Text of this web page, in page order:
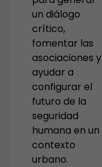
un diálogo
crítico,
fomentar las
asociaciones y
ayudar a
configurar el
futuro de la
seguridad
humana en un
contexto
urbano.